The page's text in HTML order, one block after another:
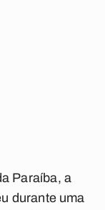
Paraíba, a
durante uma